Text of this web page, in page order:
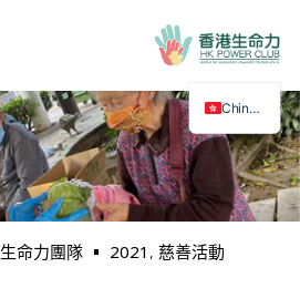
生命力團隊 2021 , 慈善活動
Chinese